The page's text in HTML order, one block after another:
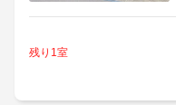
残り1室